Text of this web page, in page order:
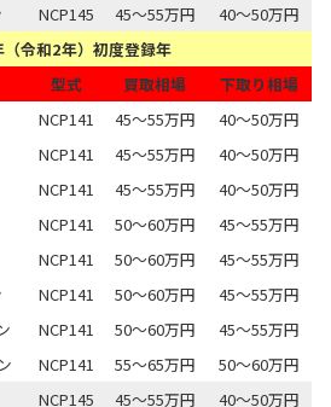
NCP145 45～55万円
40～50万円
令和2年）初度登録年
型式 買取相場
下取り相場
NCP141 45～55万円
40～50万円
NCP141 45～55万円
40～50万円
NCP141 45～55万円
40～50万円
NCP141 50～60万円
45～55万円
NCP141 50～60万円
45～55万円
NCP141 50～60万円
45～55万円
NCP141 50～60万円
45～55万円
NCP141 55～65万円
50～60万円
NCP145 45～55万円
40～50万円